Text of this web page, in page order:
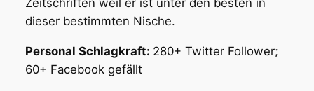
Zeitschriften weil er ist unter den besten in
dieser bestimmten Nische.
Personal Schlagkraft: 280+ Twitter Follower;
60+ Facebook gefällt